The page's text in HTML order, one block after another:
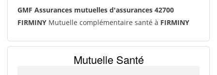
GMF Assurances mutuelles d'assurances 42700
FIRMINY Mutuelle complémentaire santé à FIRMINY